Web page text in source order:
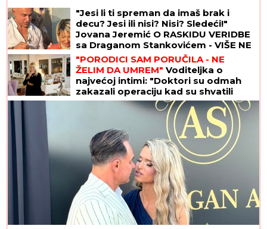
"Jesi li ti spreman da imaš brak i
decu? Jesi ili nisi? Nisi? Sledeći!"
Jovana Jeremić O RASKIDU VERIDBE
sa Draganom Stankovićem - VIŠE NE
PONAVLJA ISTE GREŠKE!
"PORODICI SAM PORUČILA - NE
ŽELIM DA UMREM" Voditeljka o
najvećoj intimi: "Doktori su odmah
zakazali operaciju kad su shvatili
stanje stvari", ovo je samo jednom